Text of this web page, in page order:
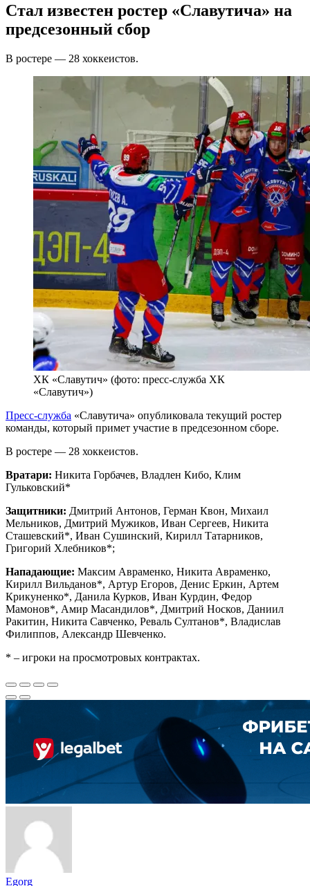
Стал известен ростер «Славутича» на
предсезонный сбор
В ростере — 28 хоккеистов.
ХК «Славутич» (фото: пресс-служба ХК
«Славутич»)
Пресс-служба «Славутича» опубликовала текущий ростер
команды, который примет участие в предсезонном сборе.
В ростере — 28 хоккеистов.
Вратари: Никита Горбачев, Владлен Кибо, Клим
Гульковский*
Защитники: Дмитрий Антонов, Герман Квон, Михаил
Мельников, Дмитрий Мужиков, Иван Сергеев, Никита
Сташевский*, Иван Сушинский, Кирилл Татарников,
Григорий Хлебников*;
Нападающие: Максим Авраменко, Никита Авраменко,
Кирилл Вильданов*, Артур Егоров, Денис Еркин, Артем
Крикуненко*, Данила Курков, Иван Курдин, Федор
Мамонов*, Амир Масандилов*, Дмитрий Носков, Даниил
Ракитин, Никита Савченко, Реваль Султанов*, Владислав
Филиппов, Александр Шевченко.
* – игроки на просмотровых контрактах.
Egorg